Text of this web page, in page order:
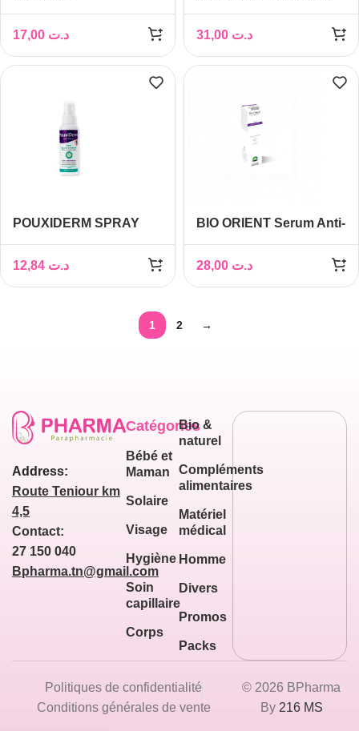
POUX DOUX
ASSAINISSANT 200ML
د.ت
د.ت
POUXIDERM SPRAY
PREVENTIF ANTI-POUX
100ML
د.ت
BIO ORIENT Serum Anti-
د.ت
1 2 →
Address:
Route Teniour km
4,5
Contact:
27 150 040
Bpharma.tn@gmail.com
Catégories
Bébé et
Maman
Solaire
Visage
Hygiène
Soin
capillaire
Corps
Bio &
naturel
Compléments
alimentaires
Matériel
médical
Homme
Divers
Promos
Packs
© 2026 BPharma
By 216 MS
Politiques de confidentialité
Conditions générales de vente